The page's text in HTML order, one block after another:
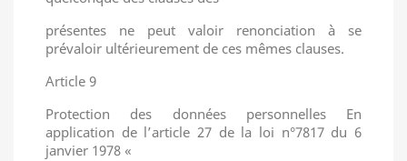
présentes ne peut valoir renonciation à se
prévaloir ultérieurement de ces mêmes clauses.
Article 9
Protection des données personnelles En
application de l’article 27 de la loi n°7817 du 6
janvier 1978 «